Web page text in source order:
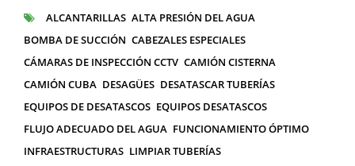
ETIQUETAS
ALCANTARILLAS ALTA PRESIÓN DEL AGUA
BOMBA DE SUCCIÓN CABEZALES ESPECIALES
CÁMARAS DE INSPECCIÓN CCTV CAMIÓN CISTERNA
CAMIÓN CUBA DESAGÜES DESATASCAR TUBERÍAS
EQUIPOS DE DESATASCOS EQUIPOS DESATASCOS
FLUJO ADECUADO DEL AGUA FUNCIONAMIENTO ÓPTIMO
INFRAESTRUCTURAS LIMPIAR TUBERÍAS